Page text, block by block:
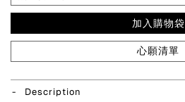
加入購物袋
心願清單
Description